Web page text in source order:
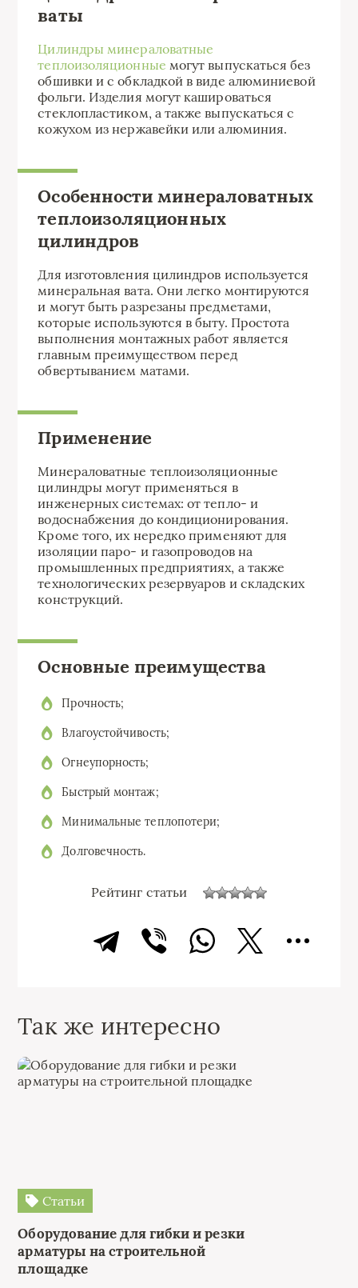
ваты
Цилиндры минераловатные
теплоизоляционные могут выпускаться без
обшивки и с обкладкой в виде алюминиевой
фольги. Изделия могут кашироваться
стеклопластиком, а также выпускаться с
кожухом из нержавейки или алюминия.
Особенности минераловатных
теплоизоляционных
цилиндров
Для изготовления цилиндров используется
минеральная вата. Они легко монтируются
и могут быть разрезаны предметами,
которые используются в быту. Простота
выполнения монтажных работ является
главным преимуществом перед
обвертыванием матами.
Применение
Минераловатные теплоизоляционные
цилиндры могут применяться в
инженерных системах: от тепло- и
водоснабжения до кондиционирования.
Кроме того, их нередко применяют для
изоляции паро- и газопроводов на
промышленных предприятиях, а также
технологических резервуаров и складских
конструкций.
Основные преимущества
Прочность;
Влагоустойчивость;
Огнеупорность;
Быстрый монтаж;
Минимальные теплопотери;
Долговечность.
Рейтинг статьи
Так же интересно
Статьи
Оборудование для гибки и резки
арматуры на строительной
площадке